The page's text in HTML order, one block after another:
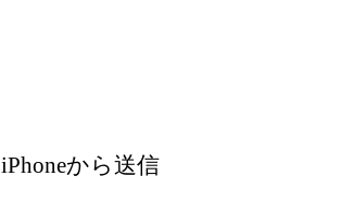
iPhoneから送信